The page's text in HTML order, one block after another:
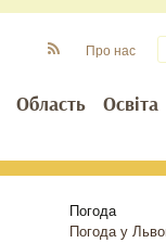
Область Освіта
Про нас
Погода
Погода у